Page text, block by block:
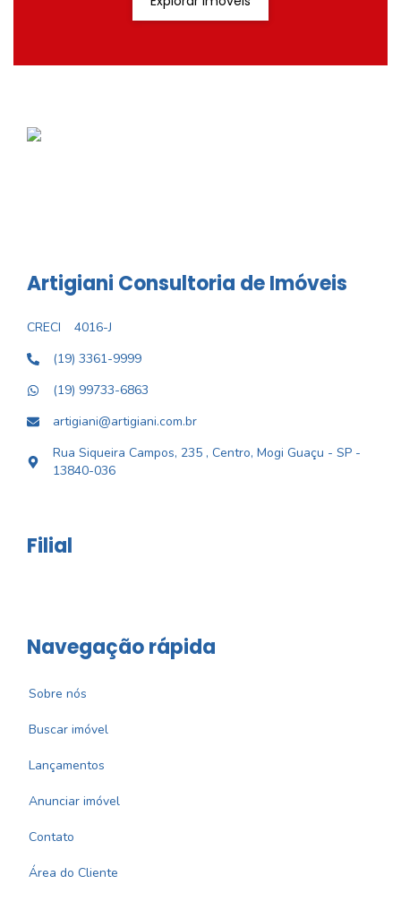
Artigiani Consultoria de Imóveis
CRECI
4016-J
(19) 3361-9999
(19) 99733-6863
artigiani@artigiani.com.br
Rua Siqueira Campos, 235 , Centro, Mogi Guaçu - SP -
13840-036
Filial
Navegação rápida
Sobre nós
Buscar imóvel
Lançamentos
Anunciar imóvel
Contato
Área do Cliente